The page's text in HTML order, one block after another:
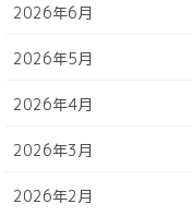
2026年6月
2026年5月
2026年4月
2026年3月
2026年2月